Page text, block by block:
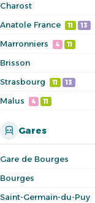
Charost
Anatole France 11 13
Marronniers 4 11
Brisson
Strasbourg 11 13
Malus 4 11
Gares
Gare de Bourges
Bourges
Saint-Germain-du-Puy